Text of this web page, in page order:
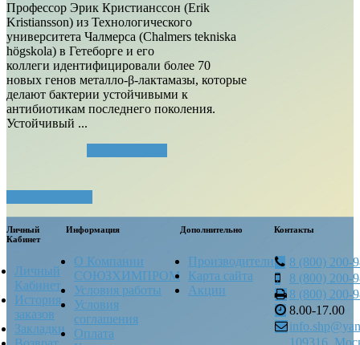
Профессор Эрик Кристианссон (Erik
Kristiansson) из Технологического
университета Чалмерса (Chalmers tekniska
högskola) в Гетеборге и его
коллеги идентифицировали более 70
новых генов металло-β-лактамазы, которые
делают бактерии устойчивыми к
антибиотикам последнего поколения.
Устойчивый ...
Личный
Кабинет
Личный
Кабинет
История
заказов
Закладки
Информация
О Компании
СОЮЗХИМПРОМ
Условия работы
Условия
соглашения
Оплата
Дополнительно
Производители
Карта сайта
Акции
Контакты
8 (800) 200-
8 (800) 200-
8 (800) 200-
8.00-17.00